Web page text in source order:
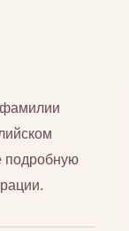
подробную